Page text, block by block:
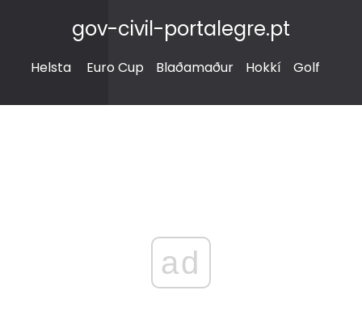
gov-civil-portalegre.pt
Helsta Euro Cup Blaðamaður Hokkí Golf
ad